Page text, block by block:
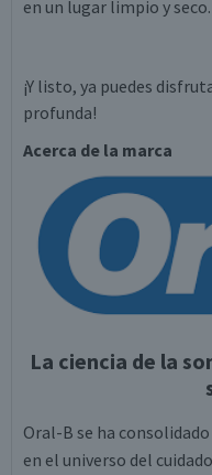
en un lugar limpio y seco.
¡Y listo, ya puedes
profunda!
Acerca de la marca
La ciencia de la
Oral-B se ha
en el universo del